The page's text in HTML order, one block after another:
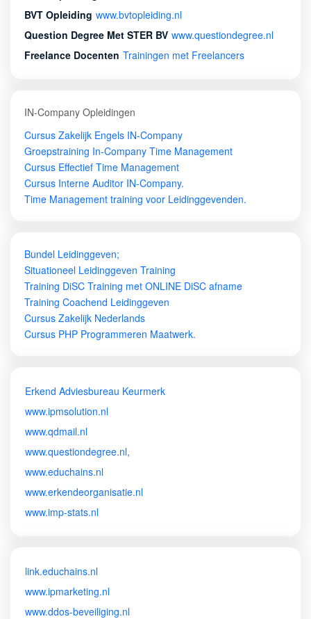
BVT Opleiding www.bvtopleiding.nl
Question Degree Met STER BV www.questiondegree.nl
Freelance Docenten Trainingen met Freelancers
IN-Company Opleidingen
Cursus Zakelijk Engels IN-Company
Groepstraining In-Company Time Management
Cursus Effectief Time Management
Cursus Interne Auditor IN-Company.
Time Management training voor Leidinggevenden.
Bundel Leidinggeven;
Situationeel Leidinggeven Training
Training DiSC Training met ONLINE DiSC afname
Training Coachend Leidinggeven
Cursus Zakelijk Nederlands
Cursus PHP Programmeren Maatwerk.
Erkend Adviesbureau Keurmerk
www.ipmsolution.nl
www.qdmail.nl
www.questiondegree.nl,
www.educhains.nl
www.erkendeorganisatie.nl
www.imp-stats.nl
link.educhains.nl
www.ipmarketing.nl
www.ddos-beveiliging.nl